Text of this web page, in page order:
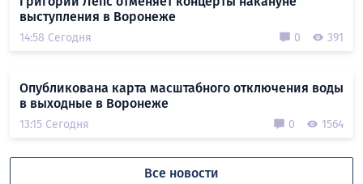
выступления в Воронеже
14:58 Сегодня 0 391
Опубликована карта масштабного отключения воды
в выходные в Воронеже
13:15 Сегодня 0 1564
Все новости